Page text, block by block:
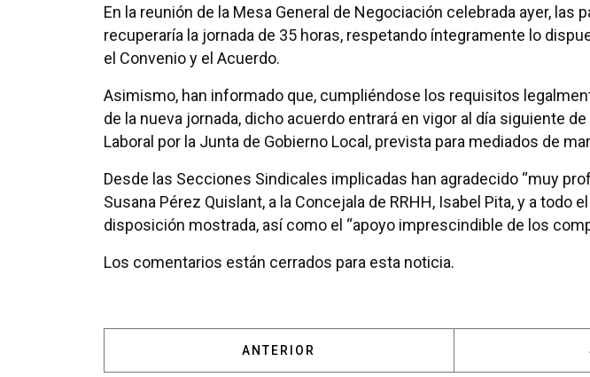
En la reunión de la Mesa General de Negociación celebrada ayer, las
recuperaría la jornada de 35 horas, respetando íntegramente lo
el Convenio y el Acuerdo.
Asimismo, han informado que, cumpliéndose los requisitos
de la nueva jornada, dicho acuerdo entrará en vigor al día siguiente
Laboral por la Junta de Gobierno Local, prevista para mediados de
Desde las Secciones Sindicales implicadas han agradecido “muy
Susana Pérez Quislant, a la Concejala de RRHH, Isabel Pita, y a todo
disposición mostrada, así como el “apoyo imprescindible de los
Los comentarios están cerrados para esta noticia.
ARTÍCULO ANTERIOR: POZUELO CONMEMORA
ANTERIOR